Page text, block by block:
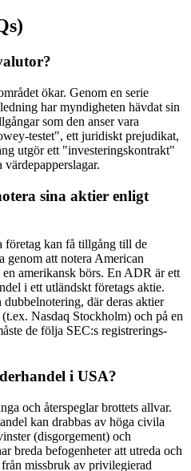
ökar. Genom en serie
har myndigheten hävdat sin
som den anser vara
testet", ett juridiskt prejudikat,
utgör ett "investeringskontrakt"
sina aktier enligt
företag kan få tillgång till de
genom att notera American
amerikansk börs. En ADR är ett
i ett utländskt företags aktie.
dubbelnotering, där deras aktier
Nasdaq Stockholm) och på en
de följa SEC:s registrerings-
i USA?
och återspeglar brottets allvar.
kan drabbas av höga civila
(disgorgement) och
breda befogenheter att utreda och
missbruk av privilegierad